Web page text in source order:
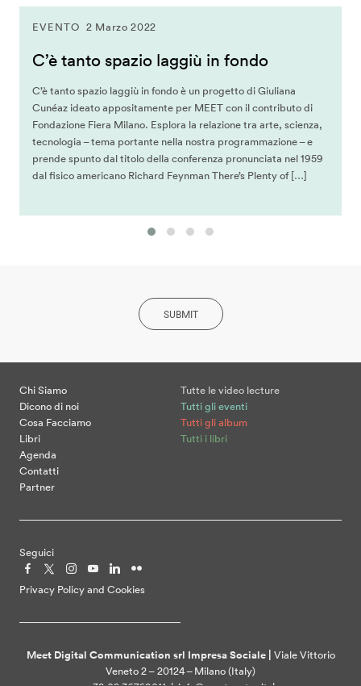
EVENTO 2 Marzo 2022
C’è tanto spazio laggiù in fondo
C’è tanto spazio laggiù in fondo è un progetto di Giuliana
Cunéaz ideato appositamente per MEET con il contributo di
Fondazione Fiera Milano. Esplora la relazione tra arte, scienza,
tecnologia – tema portante nella nostra programmazione – e
prende spunto dal titolo della conferenza pronunciata nel 1959
dal fisico americano Richard Feynman There’s Plenty of […]
SUBMIT
Chi Siamo
Dicono di noi
Cosa Facciamo
Libri
Agenda
Contatti
Partner
Tutte le video lecture
Tutti gli eventi
Tutti gli album
Tutti i libri
Seguici
Privacy Policy and Cookies
Meet Digital Communication srl Impresa Sociale | Viale Vittorio
Veneto 2 – 20124 – Milano (Italy)